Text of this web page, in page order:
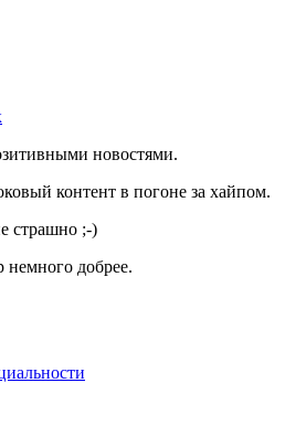
новостями.
контент в погоне за хайпом.
страшно ;-)
немного добрее.